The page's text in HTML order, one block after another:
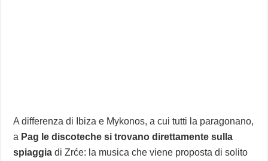
A differenza di Ibiza e Mykonos, a cui tutti la paragonano,
a Pag le discoteche si trovano direttamente sulla
spiaggia di Zrće: la musica che viene proposta di solito